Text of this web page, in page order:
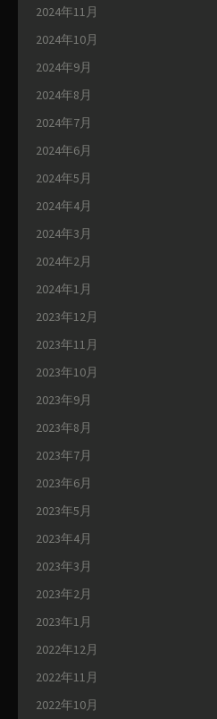
2024年11月
2024年10月
2024年9月
2024年8月
2024年7月
2024年6月
2024年5月
2024年4月
2024年3月
2024年2月
2024年1月
2023年12月
2023年11月
2023年10月
2023年9月
2023年8月
2023年7月
2023年6月
2023年5月
2023年4月
2023年3月
2023年2月
2023年1月
2022年12月
2022年11月
2022年10月